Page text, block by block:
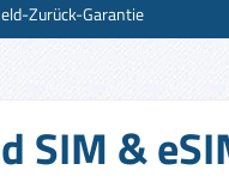
Zurück-Garantie
SIM &